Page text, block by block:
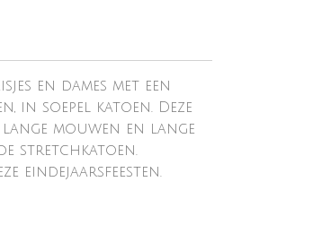
en dames met een
in soepel katoen. Deze
mouwen en lange
stretchkatoen.
eindejaarsfeesten.